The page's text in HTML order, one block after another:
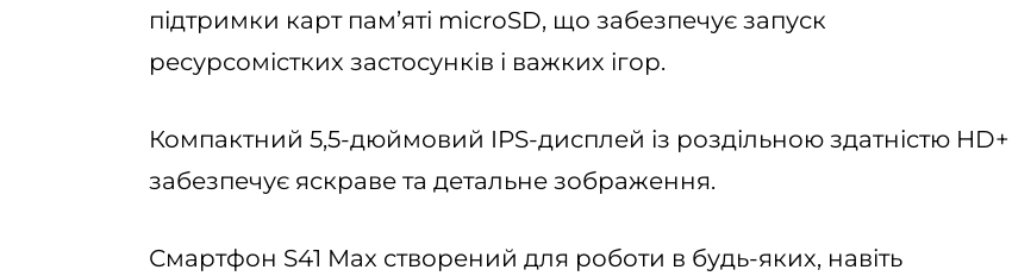
підтримки карт пам’яті microSD, що забезпечує запуск
ресурсомістких застосунків і важких ігор.
Компактний 5,5-дюймовий IPS-дисплей із роздільною здатністю HD+
забезпечує яскраве та детальне зображення.
Смартфон S41 Max створений для роботи в будь-яких, навіть